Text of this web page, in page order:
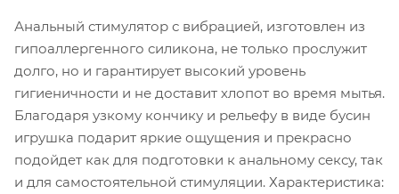
Анальный стимулятор с вибрацией, изготовлен из
гипоаллергенного силикона, не только прослужит
долго, но и гарантирует высокий уровень
гигиеничности и не доставит хлопот во время мытья.
Благодаря узкому кончику и рельефу в виде бусин
игрушка подарит яркие ощущения и прекрасно
подойдет как для подготовки к анальному сексу, так
и для самостоятельной стимуляции. Характеристика: